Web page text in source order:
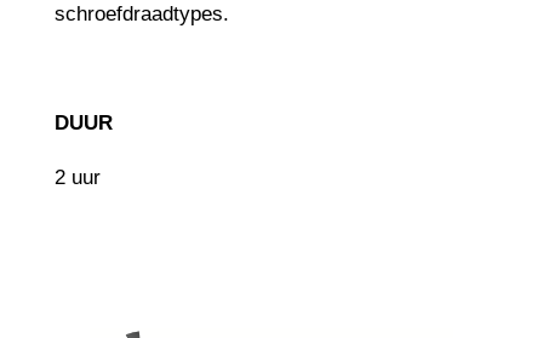
schroefdraadtypes.
DUUR
2 uur